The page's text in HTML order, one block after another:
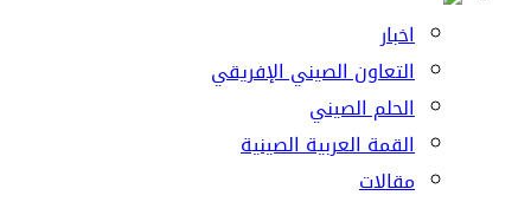
اخبار
التعاون الصيني الإفريقي
الحلم الصيني
القمة العربية الصينية
مقالات